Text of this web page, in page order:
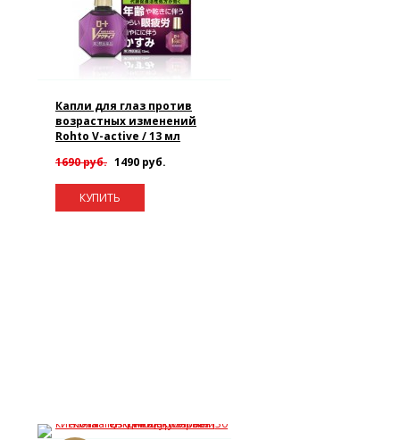
Капли для глаз против
возрастных изменений
Rohto V-active / 13 мл
1690 руб. 1490 руб.
КУПИТЬ